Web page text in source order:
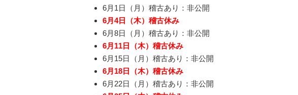
6月1日（月）稽古あり：非公開
6月4日（木）稽古休み
6月8日（月）稽古あり：非公開
6月11日（木）稽古休み
6月15日（月）稽古あり：非公開
6月18日（木）稽古休み
6月22日（月）稽古あり：非公開